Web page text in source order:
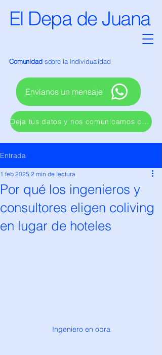
El Depa de Juana
Comunidadsobre la Individualidad
Envíanos un mensaje
Deja tus datos y nos comunicamos contigo
Entrada
Por qué los ingenieros y
consultores eligen coliving
en lugar de hoteles
1 feb 2025 2 min de lectura
Ingeniero en obra